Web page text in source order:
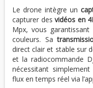
Le drone intègre un
capturer desvidéos en
Mpx, vous
couleurs. Sa
direct clair et stable sur
et la radiocommande
nécessitant
flux en temps réel via